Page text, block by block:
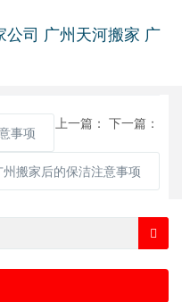
公司 广州天河搬家 广
上一篇：
事项
下一篇：
州搬家后的保洁注意事项